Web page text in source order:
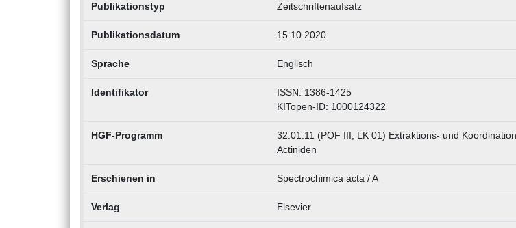
Publikationstyp Zeitschriftenaufsatz
Publikationsdatum 15.10.2020
Sprache Englisch
Identifikator
ISSN: 1386-1425
KITopen-ID: 1000124322
HGF-Programm
32.01.11 (POF III, LK 01) Extraktions- und
Actiniden
Erschienen in Spectrochimica acta / A
Verlag Elsevier